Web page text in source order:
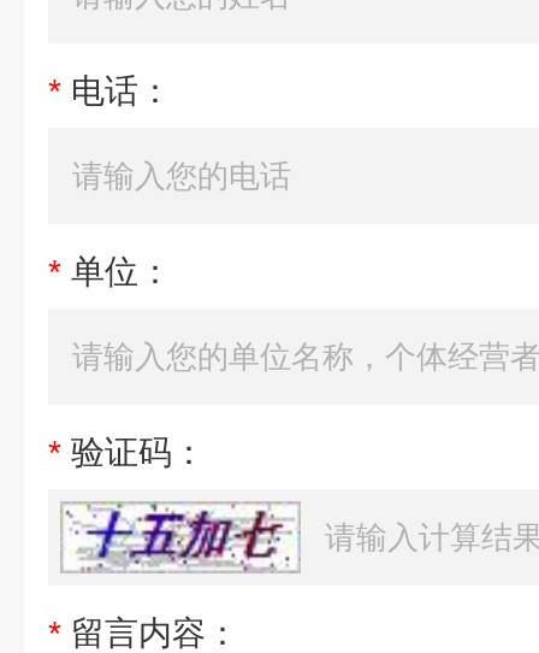
* 电话：
* 单位：
* 验证码：
* 留言内容：